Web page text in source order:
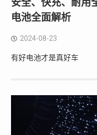
安全、快充、耐用
电池全面解析
2024-08-23
有好电池才是真好车